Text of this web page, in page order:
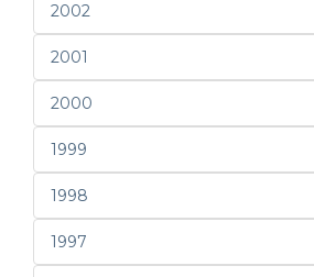
2002
2001
2000
1999
1998
1997